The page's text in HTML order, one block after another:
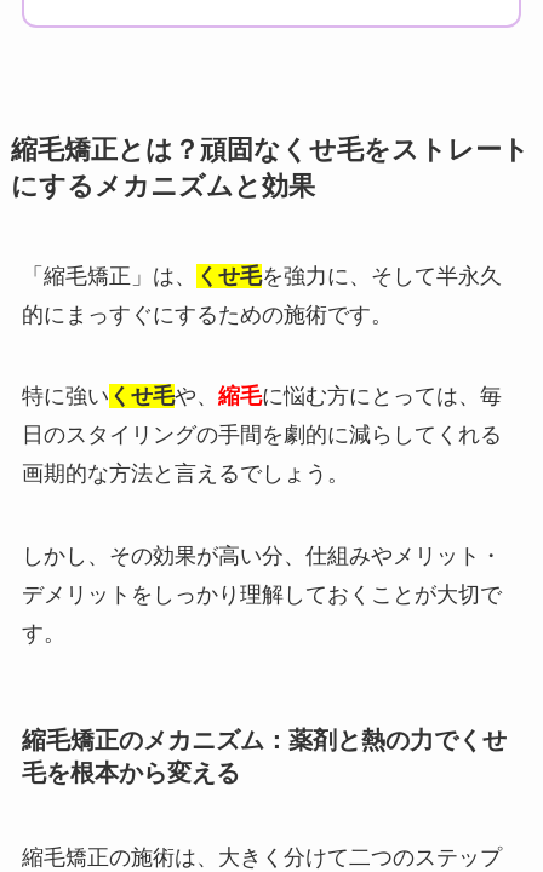
縮毛矯正とは？頑固なくせ毛をストレート
にするメカニズムと効果
「縮毛矯正」は、 くせ毛を強力に、そして半永久
的にまっすぐにするための施術です。
特に強い くせ毛や、 縮毛に悩む方にとっては、毎
日のスタイリングの手間を劇的に減らしてくれる
画期的な方法と言えるでしょう。
しかし、その効果が高い分、仕組みやメリット・
デメリットをしっかり理解しておくことが大切で
す。
縮毛矯正のメカニズム：薬剤と熱の力でくせ
毛を根本から変える
縮毛矯正の施術は、大きく分けて二つのステップ